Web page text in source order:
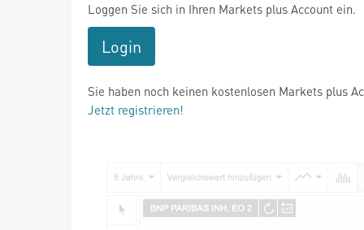
Loggen Sie sich in Ihren Markets plus Account ein.
Login
Sie haben noch keinen kostenlosen Markets plus
Jetzt registrieren!